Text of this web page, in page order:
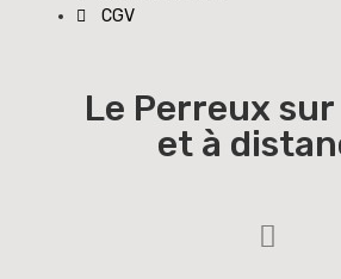
CGV
Le Perreux
et à